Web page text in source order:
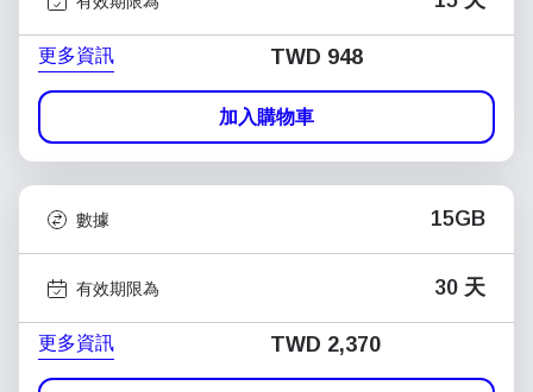
更多資訊 TWD 948
加入購物車
數據 15GB
有效期限為 30 天
更多資訊 TWD 2,370